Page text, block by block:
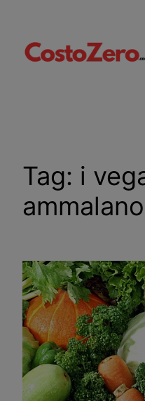
contenuto
Tag: i